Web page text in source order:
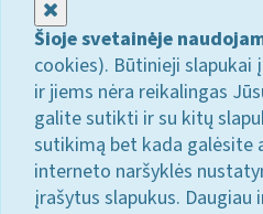
Šioje svetainėje
cookies). Būtinieji
ir jiems nėra reikalingas
galite sutikti ir su kitų
sutikimą bet kada galėsite
interneto naršyklės
įrašytus slapukus. Daugiau